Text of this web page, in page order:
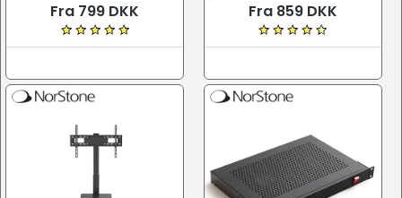
Fra 799 DKK Fra 859 DKK